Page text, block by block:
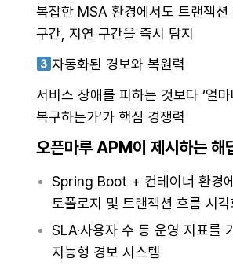
복잡한 MSA 환경에서도 트랜잭션
구간, 지연 구간을 즉시 탐지
자동화된 경보와 복원력
서비스 장애를 피하는 것보다 ‘얼마
복구하는가’가 핵심 경쟁력
오픈마루 APM이 제시하는 해
Spring Boot + 컨테이너 환경
토폴로지 및 트랜잭션 흐름 시
SLA·사용자 수 등 운영 지표를
지능형 경보 시스템